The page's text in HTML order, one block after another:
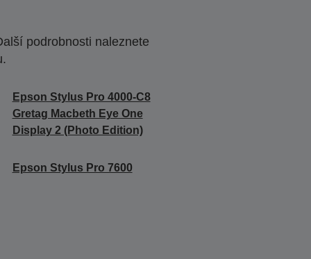
podrobnosti naleznete
Epson Stylus Pro 4000-C8
Gretag Macbeth Eye One
Display 2 (Photo Edition)
Epson Stylus Pro 7600